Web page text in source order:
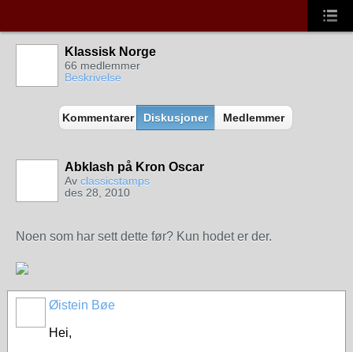
Klassisk Norge
66 medlemmer
Beskrivelse
Kommentarer Diskusjoner Medlemmer
Abklash på Kron Oscar
Av classicstamps
des 28, 2010
Noen som har sett dette før? Kun hodet er der.
Øistein Bøe
Hei,